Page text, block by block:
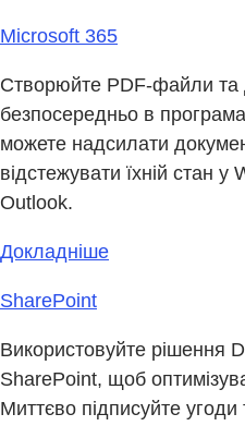
Microsoft 365
Створюйте PDF-файли та
безпосередньо в
можете надсилати
відстежувати їхній стан
Outlook.
Докладніше
SharePoint
Використовуйте рішення
SharePoint, щоб
Миттєво підписуйте